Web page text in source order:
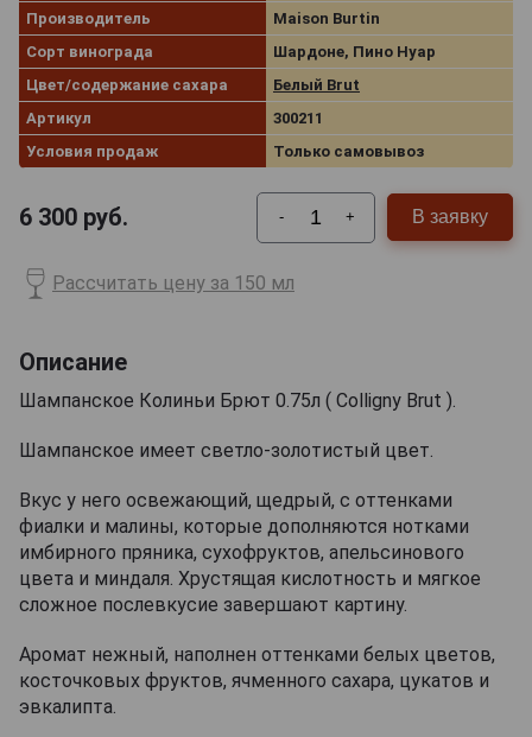
Производитель
Maison Burtin
Сорт винограда
Шардоне, Пино Нуар
Цвет/содержание сахара
Белый Brut
Артикул
300211
Условия продаж
Только самовывоз
6 300 руб. - + В заявку
Рассчитать цену за 150 мл
Описание
Шампанское Колиньи Брют 0.75л ( Colligny Brut ).
Шампанское имеет светло-золотистый цвет.
Вкус у него освежающий, щедрый, с оттенками
фиалки и малины, которые дополняются нотками
имбирного пряника, сухофруктов, апельсинового
цвета и миндаля. Хрустящая кислотность и мягкое
сложное послевкусие завершают картину.
Аромат нежный, наполнен оттенками белых цветов,
косточковых фруктов, ячменного сахара, цукатов и
эвкалипта.